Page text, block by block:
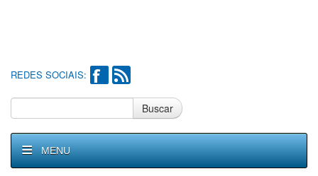
REDES SOCIAIS:
Buscar
MENU